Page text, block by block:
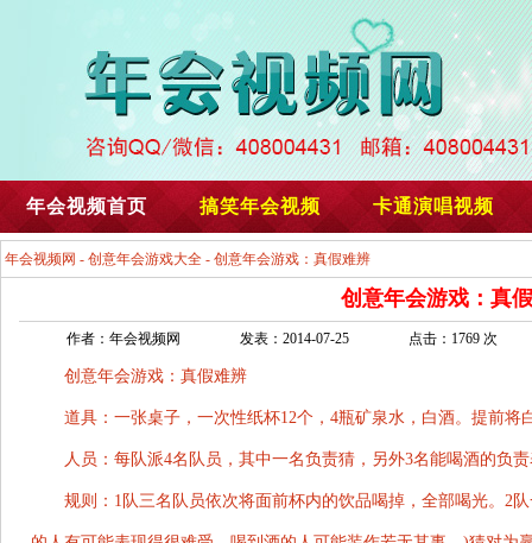
年会视频首页 搞笑年会视频 卡通演唱视频
年会视频网 - 创意年会游戏大全 - 创意年会游戏：真假难辨
创意年会游戏：真
作者：年会视频网 发表：2014-07-25 点击：1769 次
创意年会游戏：真假难辨
道具：一张桌子，一次性纸杯12个，4瓶矿泉水，白酒。提前将
人员：每队派4名队员，其中一名负责猜，另外3名能喝酒的负
规则：1队三名队员依次将面前杯内的饮品喝掉，全部喝光。2